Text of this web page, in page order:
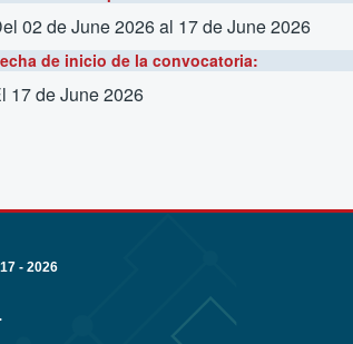
02 de June 2026al 17 de June 2026
de inicio de la convocatoria:
17 de June 2026
- 2026